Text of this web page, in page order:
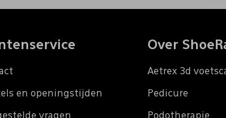
en openingstijden
vragen
Over
Aetrex 3d
Pedicure
Podotherapie